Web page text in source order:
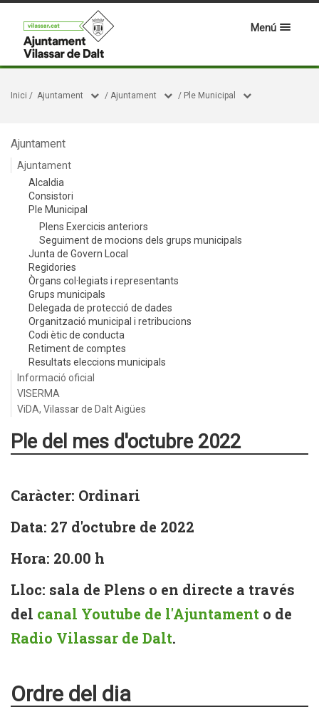
Menú
Inici / Ajuntament / Ajuntament / Ple Municipal
Ajuntament
Ajuntament
Alcaldia
Consistori
Ple Municipal
Plens Exercicis anteriors
Seguiment de mocions dels grups municipals
Junta de Govern Local
Regidories
Òrgans col·legiats i representants
Grups municipals
Delegada de protecció de dades
Organització municipal i retribucions
Codi ètic de conducta
Retiment de comptes
Resultats eleccions municipals
Informació oficial
VISERMA
ViDA, Vilassar de Dalt Aigües
Ple del mes d'octubre 2022
Caràcter: Ordinari
Data: 27 d'octubre de 2022
Hora: 20.00 h
Lloc: sala de Plens o en directe a través
del canal Youtube de l'Ajuntament o de
Radio Vilassar de Dalt.
Ordre del dia